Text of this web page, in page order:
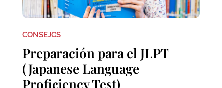
CONSEJOS
Preparación para el JLPT
(Japanese Language
Proficiency Test)